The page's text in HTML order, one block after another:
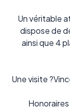
Un véritable
dispose de
ainsi que 4
Une visite